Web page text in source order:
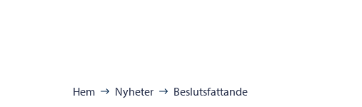
Hem Nyheter Beslutsfattande